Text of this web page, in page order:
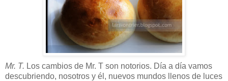
Mr. T. Los cambios de Mr. T son notorios. Día a día vamos
descubriendo, nosotros y él, nuevos mundos llenos de luces